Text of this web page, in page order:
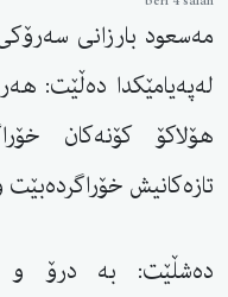
مەسعود بارزانی
لەپەیامێکدا دەڵێت:
هۆلاکۆ کۆنەکان
تازەکانیش
دەشڵێت: بە درۆ و